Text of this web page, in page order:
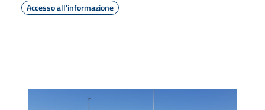
Accesso all'informazione